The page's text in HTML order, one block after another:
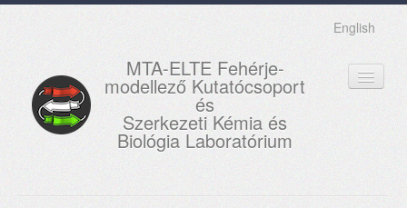
English
MTA-ELTE Fehérje-
modellező Kutatócsoport
és
Szerkezeti Kémia és
Biológia Laboratórium